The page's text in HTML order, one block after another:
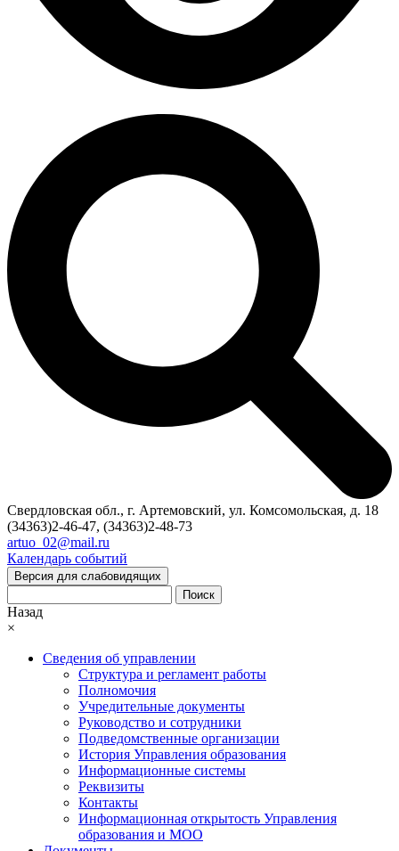
Свердловская обл., г. Артемовский, ул. Комсомольская, д. 18
(34363)2-46-47, (34363)2-48-73
artuo_02@mail.ru
Календарь событий
Версия для слабовидящих
Поиск
Назад
×
Сведения об управлении
Структура и регламент работы
Полномочия
Учредительные документы
Руководство и сотрудники
Подведомственные организации
История Управления образования
Информационные системы
Реквизиты
Контакты
Информационная открытость Управления
образования и МОО